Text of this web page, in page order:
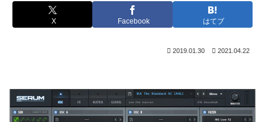
X Facebook はてブ
2019.01.30 2021.04.22